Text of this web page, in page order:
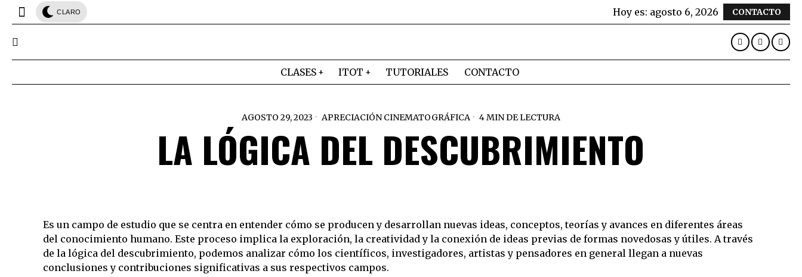
CLARO Hoy es: agosto 6, 2026 CONTACTO
CLASES ITOT TUTORIALES CONTACTO
AGOSTO 29, 2023 APRECIACIÓN CINEMATOGRÁFICA 4 MIN DE LECTURA
LA LÓGICA DEL DESCUBRIMIENTO
Es un campo de estudio que se centra en entender cómo se producen y desarrollan nuevas ideas, conceptos, teorías y avances en diferentes áreas
del conocimiento humano. Este proceso implica la exploración, la creatividad y la conexión de ideas previas de formas novedosas y útiles. A través
de la lógica del descubrimiento, podemos analizar cómo los científicos, investigadores, artistas y pensadores en general llegan a nuevas
conclusiones y contribuciones significativas a sus respectivos campos.